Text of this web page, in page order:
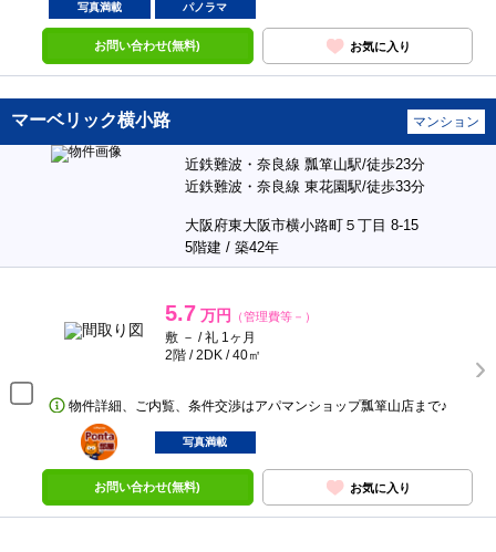
写真満載 パノラマ
お問い合わせ(無料) お気に入り
マーベリック横小路 マンション
近鉄難波・奈良線 瓢箪山駅/徒歩23分
近鉄難波・奈良線 東花園駅/徒歩33分
大阪府東大阪市横小路町５丁目 8-15
5階建 / 築42年
5.7 万円 （管理費等－）
敷 － / 礼 1ヶ月
2階 / 2DK / 40㎡
物件詳細、ご内覧、条件交渉はアパマンショップ瓢箪山店まで♪
ポンタ
部屋
写真満載
お問い合わせ(無料) お気に入り